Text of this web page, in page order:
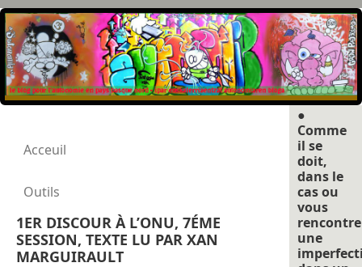
Acceuil
Outils
1ER DISCOUR À L’ONU, 7ÉME
SESSION, TEXTE LU PAR XAN
MARGUIRAULT
●
Comme
il se
doit,
dans le
cas ou
vous
une